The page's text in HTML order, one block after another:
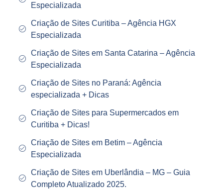
Especializada
Criação de Sites Curitiba – Agência HGX
Especializada
Criação de Sites em Santa Catarina – Agência
Especializada
Criação de Sites no Paraná: Agência
especializada + Dicas
Criação de Sites para Supermercados em
Curitiba + Dicas!
Criação de Sites em Betim – Agência
Especializada
Criação de Sites em Uberlândia – MG – Guia
Completo Atualizado 2025.